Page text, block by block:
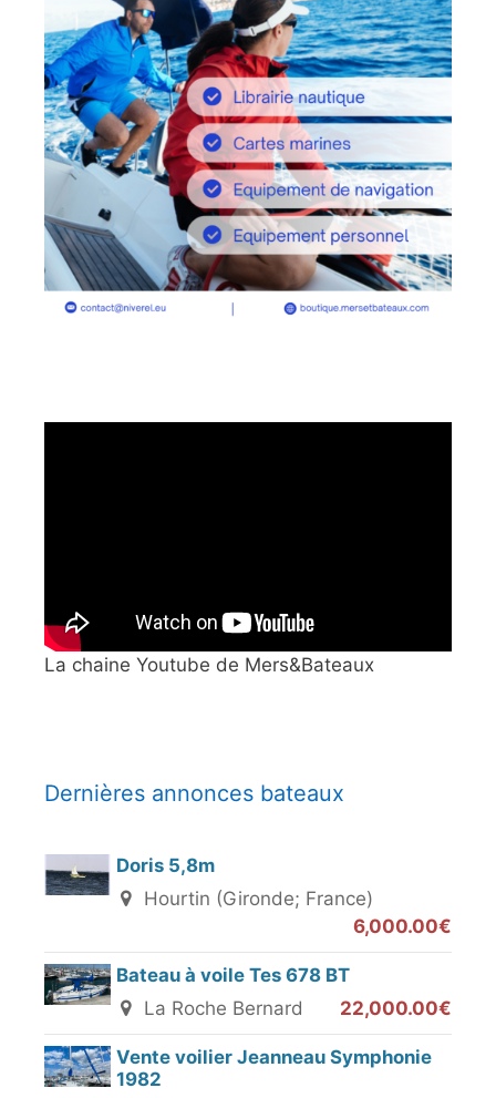
La chaine Youtube de Mers&Bateaux
Dernières annonces bateaux
Doris 5,8m
Hourtin (Gironde; France)
6,000.00€
Bateau à voile Tes 678 BT
La Roche Bernard
22,000.00€
Vente voilier Jeanneau Symphonie
1982